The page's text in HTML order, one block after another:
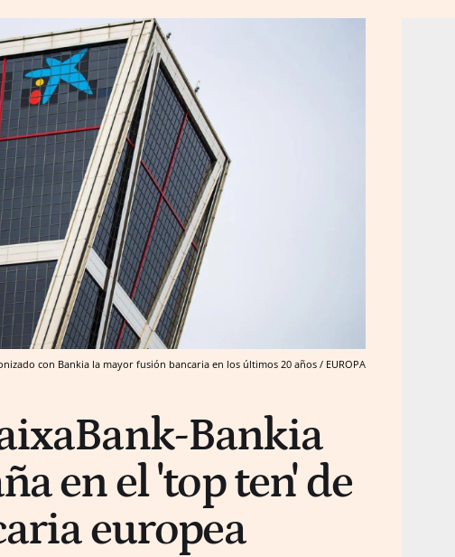
con Bankia la mayor fusión bancaria en los últimos 20 años / EUROPA
Bankia
en el 'top ten' de
europea